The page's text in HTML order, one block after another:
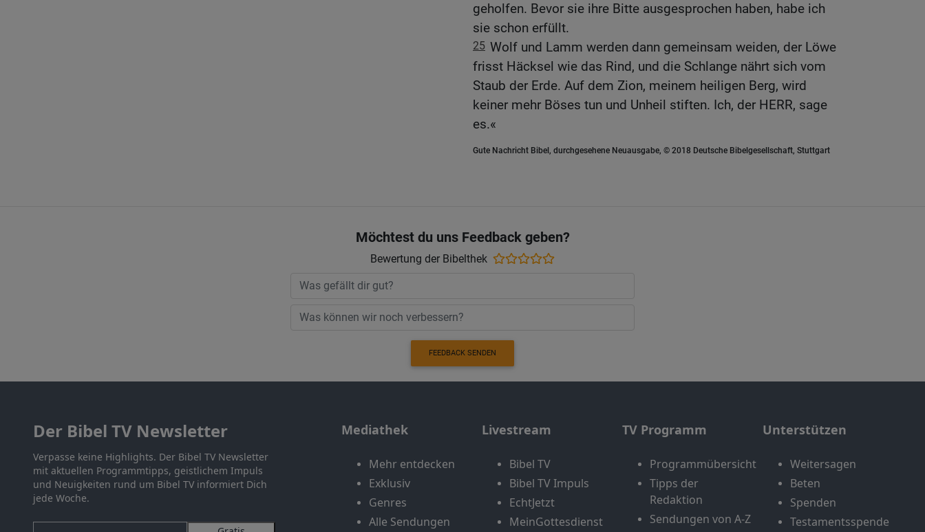
geholfen. Bevor sie ihre Bitte ausgesprochen haben, habe ich
sie schon erfüllt.
25 Wolf und Lamm werden dann gemeinsam weiden, der Löwe
frisst Häcksel wie das Rind, und die Schlange nährt sich vom
Staub der Erde. Auf dem Zion, meinem heiligen Berg, wird
keiner mehr Böses tun und Unheil stiften. Ich, der HERR, sage
es.«
Gute Nachricht Bibel, durchgesehene Neuausgabe, © 2018 Deutsche Bibelgesellschaft, Stuttgart
Möchtest du uns Feedback geben?
Bewertung der Bibelthek
FEEDBACK SENDEN
Der Bibel TV Newsletter
Verpasse keine Highlights. Der Bibel TV Newsletter
mit aktuellen Programmtipps, geistlichem Impuls
und Neuigkeiten rund um Bibel TV informiert Dich
jede Woche.
Mediathek
Mehr entdecken
Exklusiv
Genres
Alle Sendungen
Livestream
Bibel TV
Bibel TV Impuls
EchtJetzt
MeinGottesdienst
TV Programm
Programmübersicht
Tipps der
Redaktion
Sendungen von A-Z
Unterstützen
Weitersagen
Beten
Spenden
Testamentsspende